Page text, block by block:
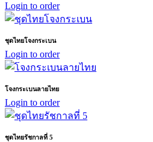
Login to order
ชุดไทยโจงกระเบน
Login to order
โจงกระเบนลายไทย
Login to order
ชุดไทยรัชกาลที่ 5